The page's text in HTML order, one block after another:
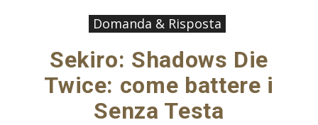
Domanda & Risposta
Sekiro: Shadows Die
Twice: come battere i
Senza Testa